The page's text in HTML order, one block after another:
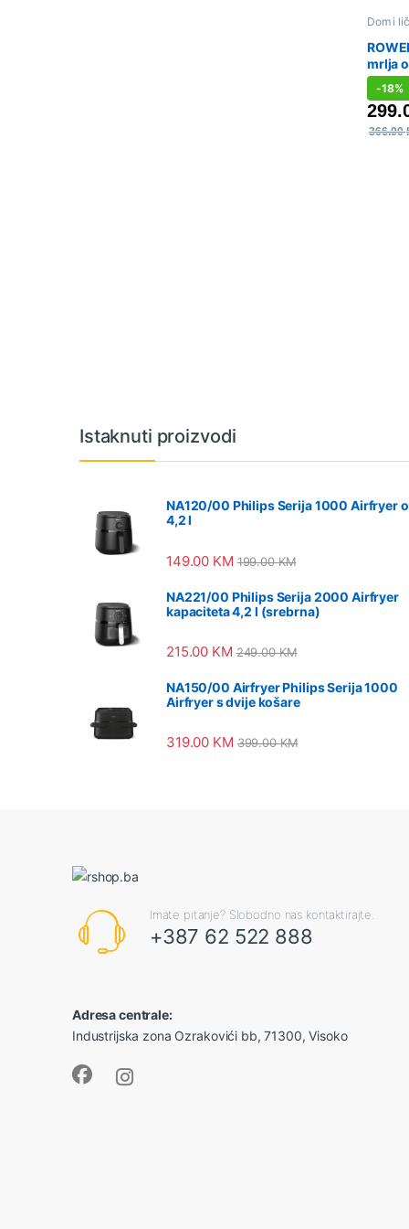
Dom i
mrlja
-18%
366.00
Vrtuljak robnih marki
Istaknuti proizvodi
NA120/00 Philips Serija 1000 Airfryer
4,2 l
149.00 KM 199.00KM
NA221/00 Philips Serija 2000 Airfryer
kapaciteta 4,2 l (srebrna)
215.00 KM 249.00KM
NA150/00 Airfryer Philips Serija 1000
Airfryer s dvije košare
319.00 KM 399.00KM
Imate pitanje? Slobodno nas kontaktirajte.
+387 62 522 888
Adresa centrale:
Industrijska zona Ozrakovići bb, 71300, Visoko